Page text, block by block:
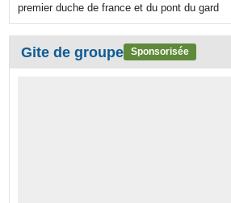
premier duche de france et du pont du gard
Gite de groupe Sponsorisée